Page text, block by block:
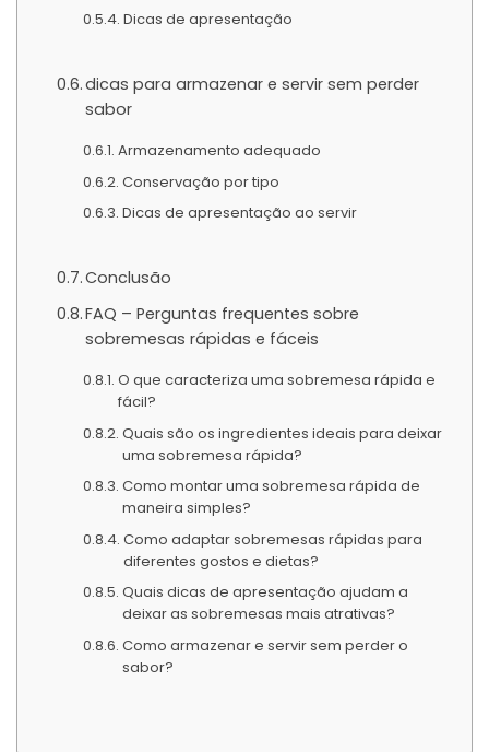
Dicas de apresentação
dicas para armazenar e servir sem perder
sabor
Armazenamento adequado
Conservação por tipo
Dicas de apresentação ao servir
Conclusão
FAQ – Perguntas frequentes sobre
sobremesas rápidas e fáceis
O que caracteriza uma sobremesa rápida e
fácil?
Quais são os ingredientes ideais para deixar
uma sobremesa rápida?
Como montar uma sobremesa rápida de
maneira simples?
Como adaptar sobremesas rápidas para
diferentes gostos e dietas?
Quais dicas de apresentação ajudam a
deixar as sobremesas mais atrativas?
Como armazenar e servir sem perder o
sabor?